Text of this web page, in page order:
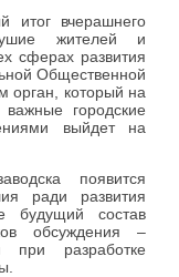
итог вчерашнего
жителей и
сферах развития
Общественной
орган, который на
городские
выйдет на
появится
ради развития
будущий состав
обсуждения –
при разработке